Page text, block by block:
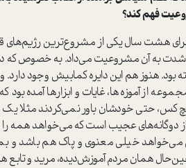
فهم کند؟
هشت سال یکی از مشروع‌ترین رژیم‌های
شدت به آن مشروعیت می‌داد. به خصوص که
بود. هنوز هم این دایره کمابیش وجود
از آموزه‌ها، غایات و ابزارها آمده
کس، حتی خودشان باور نمی‌کردند مثلا
از دوگانه‌های عجیب است که می‌خواهد همه
می‌خواهد خیلی معنوی و پاک هم باشد و
همان مردم آموزش‌دیده، مرید و تابع